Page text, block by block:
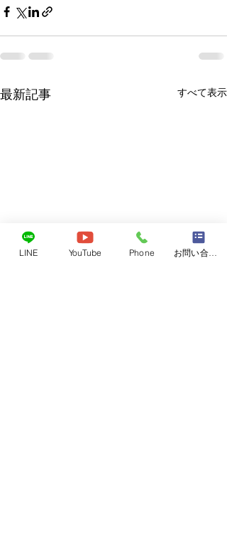
最新記事 すべて表示
LINE YouTube Phone お問い合わせフォーム